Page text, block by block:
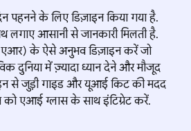
पहनने के लिए डिज़ाइन किया गया है.
लगाए आसानी से जानकारी मिलती है.
के ऐसे अनुभव डिज़ाइन करें जो
दुनिया में ज़्यादा ध्यान देने और मौजूद
से जुड़ी गाइड और यूआई किट की मदद
एआई ग्लास के साथ इंटिग्रेट करें.